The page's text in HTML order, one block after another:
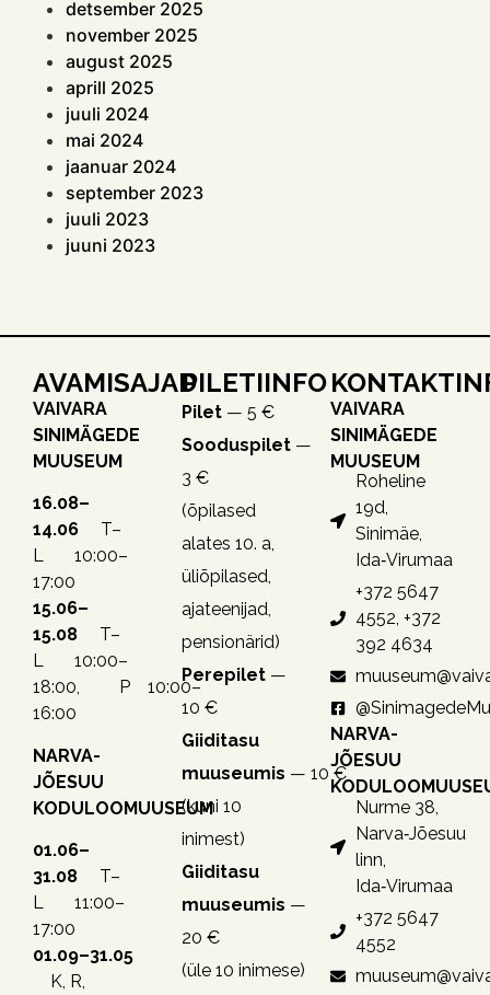
detsember 2025
november 2025
august 2025
aprill 2025
juuli 2024
mai 2024
jaanuar 2024
september 2023
juuli 2023
juuni 2023
AVAMISAJAD
VAIVARA
SINIMÄGEDE
MUUSEUM
16.08–
14.06 T–
L 10:00–
17:00
15.06–
15.08 T–
L 10:00–
18:00, P 10:00–
16:00
NARVA-
JÕESUU
KODULOOMUUSEUM
01.06–
31.08 T–
L 11:00–
17:00
01.09–31.05
K, R,
PILETIINFO
Pilet — 5 €
Sooduspilet —
3 €
(õpilased
alates 10. a,
üliõpilased,
ajateenijad,
pensionärid)
Perepilet —
10 €
Giiditasu
muuseumis — 10 €
(kuni 10
inimest)
Giiditasu
muuseumis —
20 €
(üle 10 inimese)
VAIVARA
SINIMÄGEDE
MUUSEUM
Roheline
19d,
Sinimäe,
Ida‑Virumaa
+372 5647
4552, +372
392 4634
NARVA-
JÕESUU
Nurme 38,
Narva‑Jõesuu
linn,
Ida‑Virumaa
+372 5647
4552